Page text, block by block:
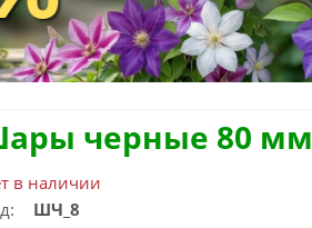
черные 80 мм
в наличии
ШЧ_8